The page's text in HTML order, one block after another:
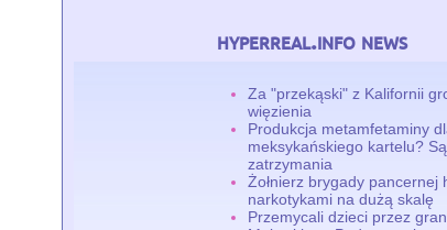
hyperreal.info news
Za "przekąski" z Kalifornii
więzienia
Produkcja metamfetaminy
meksykańskiego kartelu?
zatrzymania
Żołnierz brygady pancernej
narkotykami na dużą skalę
Przemycali dzieci przez